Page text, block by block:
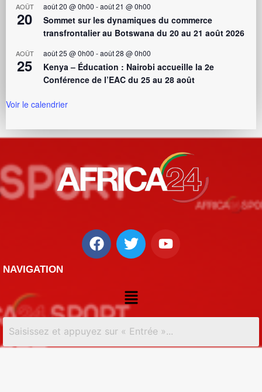
AOÛT
20
août 20 @ 0h00 -août 21 @ 0h00
Sommet sur les dynamiques du commerce
transfrontalier au Botswana du 20 au 21 août 2026
AOÛT
25
août 25 @ 0h00 -août 28 @ 0h00
Kenya – Éducation : Nairobi accueille la 2e
Conférence de l’EAC du 25 au 28 août
Voir le calendrier
NAVIGATION